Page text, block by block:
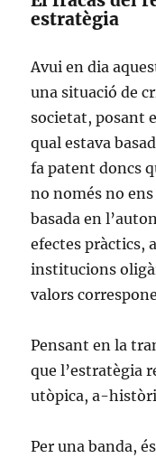
estratègia
Avui en dia
una situació de
societat, posant
qual estava
fa patent doncs
no només no
basada en
efectes pràctics,
institucions
valors
Pensant en la
que l’estratègia
utòpica, a-
Per una banda,